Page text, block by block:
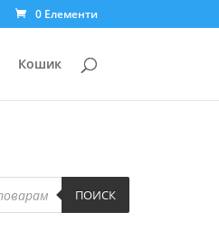
0 Елементи
Кошик
ПОИСК